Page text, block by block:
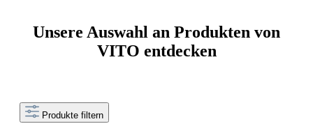
Unsere Auswahl an Produkten von
VITO entdecken
Produkte filtern